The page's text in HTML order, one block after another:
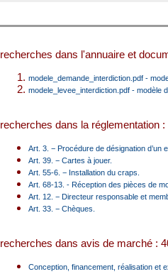
recherches dans l'annuaire et
modele_demande_interdiction.pdf -
modele_levee_interdiction.pdf - modèle
recherches dans la réglementation :
Art. 3. − Procédure de désignation d’un
Art. 39. − Cartes à jouer.
Art. 55-6. − Installation du craps.
Art. 68-13. - Réception des pièces de
Art. 12. − Directeur responsable et
Art. 33. − Chèques.
recherches dans avis de marché :
Conception, financement, réalisation et